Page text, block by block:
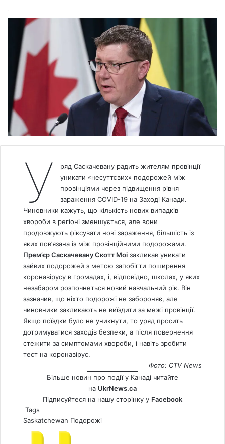
У
ряд Саскачевану радить жителям провінції
уникати «несуттєвих» подорожей між
провінціями через підвищення рівня
зараження COVID-19 на Заході Канади.
Чиновники кажуть, що кількість нових випадків
хвороби в регіоні зменшується, але вони
продовжують фіксувати нові зараження, більшість із
яких пов’язана із між провінційними подорожами.
Прем’єр Саскачевану Скотт Моі закликав уникати
зайвих подорожей з метою запобігти поширення
коронавірусу в громадах, і, відповідно, школах, у яких
незабаром розпочнеться новий навчальний рік. Він
зазначив, що ніхто подорожі не забороняє, але
чиновники закликають не виїздити за межі провінції.
Якщо поїздки було не уникнути, то уряд просить
дотримуватися заходів безпеки, а після повернення
стежити за симптомами хвороби, і навіть зробити
тест на коронавірус.
Фото: CTVNews
Більше новин про події у Канаді читайте
на UkrNews.ca
Підписуйтеся на нашу сторінку у Facebook
Tags
Saskatchewan Подорожі